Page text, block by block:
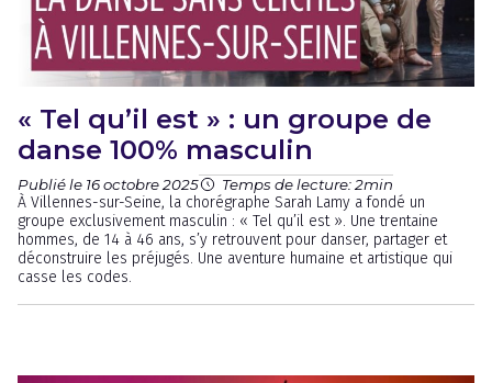
« Tel qu’il est » : un groupe de
danse 100% masculin
Publié le 16 octobre 2025 Temps de lecture: 2min
À Villennes-sur-Seine, la chorégraphe Sarah Lamy a fondé un
groupe exclusivement masculin : « Tel qu’il est ». Une trentaine
hommes, de 14 à 46 ans, s’y retrouvent pour danser, partager et
déconstruire les préjugés. Une aventure humaine et artistique qui
casse les codes.